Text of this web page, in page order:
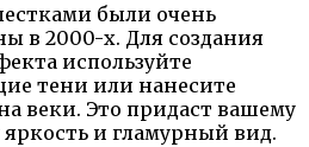
были очень
в 2000-х. Для создания
используйте
тени или нанесите
веки. Это придаст вашему
и гламурный вид.